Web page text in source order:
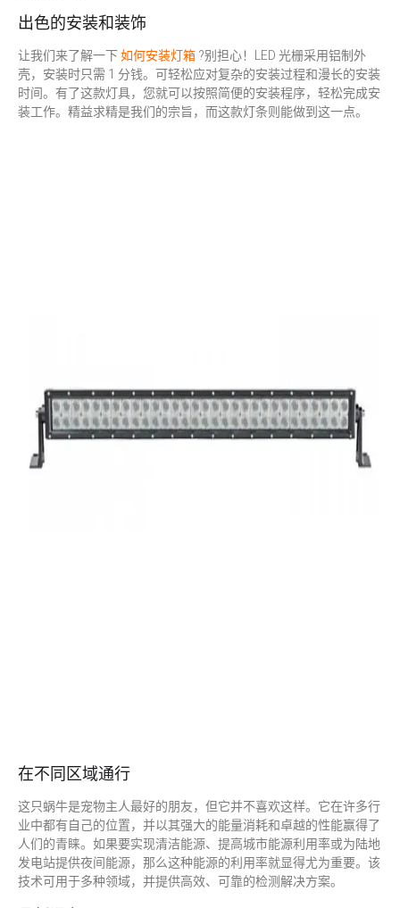
出色的安装和装饰
让我们来了解一下如何安装灯箱?别担心！LED 光栅采用铝制外
壳，安装时只需 1 分钱。可轻松应对复杂的安装过程和漫长的安装
时间。有了这款灯具，您就可以按照简便的安装程序，轻松完成安
装工作。精益求精是我们的宗旨，而这款灯条则能做到这一点。
在不同区域通行
这只蜗牛是宠物主人最好的朋友，但它并不喜欢这样。它在许多行
业中都有自己的位置，并以其强大的能量消耗和卓越的性能赢得了
人们的青睐。如果要实现清洁能源、提高城市能源利用率或为陆地
发电站提供夜间能源，那么这种能源的利用率就显得尤为重要。该
技术可用于多种领域，并提供高效、可靠的检测解决方案。